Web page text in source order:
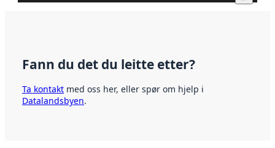
Fann du det du leitte etter?
Ta kontakt med oss her, eller spør om hjelp i
Datalandsbyen.